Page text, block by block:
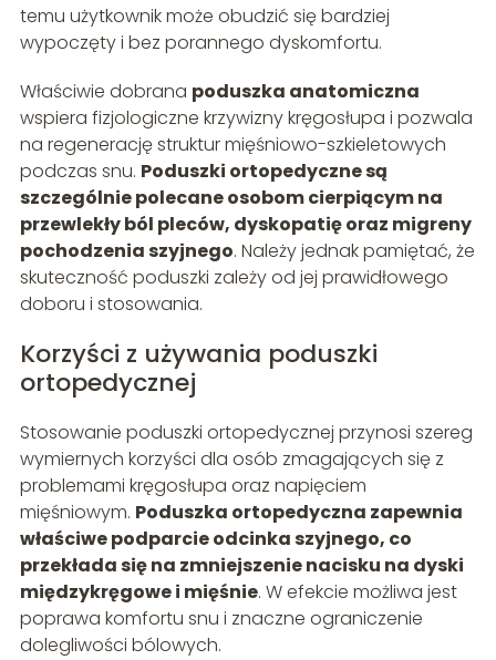
temu użytkownik może obudzić się bardziej
wypoczęty i bez porannego dyskomfortu.
Właściwie dobrana poduszka anatomiczna
wspiera fizjologiczne krzywizny kręgosłupa i pozwala
na regenerację struktur mięśniowo-szkieletowych
podczas snu. Poduszki ortopedyczne są
szczególnie polecane osobom cierpiącym na
przewlekły ból pleców, dyskopatię oraz migreny
pochodzenia szyjnego. Należy jednak pamiętać, że
skuteczność poduszki zależy od jej prawidłowego
doboru i stosowania.
Korzyści z używania poduszki
ortopedycznej
Stosowanie poduszki ortopedycznej przynosi szereg
wymiernych korzyści dla osób zmagających się z
problemami kręgosłupa oraz napięciem
mięśniowym. Poduszka ortopedyczna zapewnia
właściwe podparcie odcinka szyjnego, co
przekłada się na zmniejszenie nacisku na dyski
międzykręgowe i mięśnie. W efekcie możliwa jest
poprawa komfortu snu i znaczne ograniczenie
dolegliwości bólowych.